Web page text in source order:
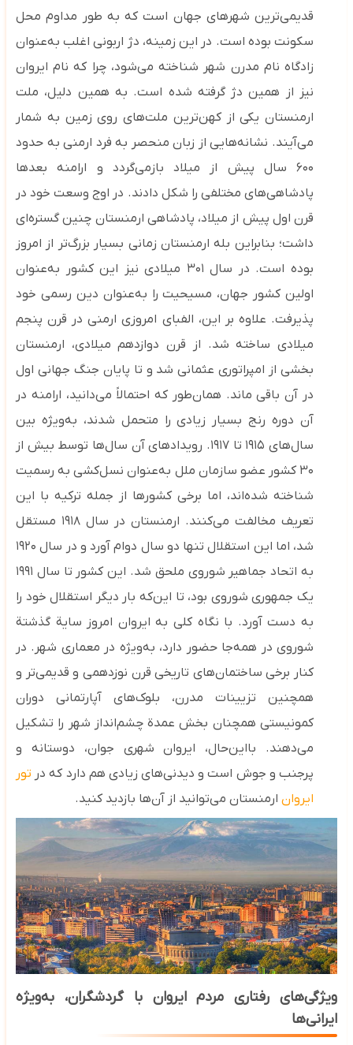
قدیمی‌ترین شهرهای جهان است که به طور مداوم محل
سکونت بوده است. در این زمینه، دژ اربونی اغلب به‌عنوان
زادگاه نام مدرن شهر شناخته می‌شود، چرا که نام ایروان
نیز از همین دژ گرفته شده است. به همین دلیل، ملت
ارمنستان یکی از کهن‌ترین ملت‌های روی زمین به شمار
می‌آیند. نشانه‌هایی از زبان منحصر به ‌فرد ارمنی به حدود
۶۰۰ سال پیش از میلاد بازمی‌گردد و ارامنه بعدها
پادشاهی‌های مختلفی را شکل دادند. در اوج وسعت خود در
قرن اول پیش از میلاد، پادشاهی ارمنستان چنین گستره‌ای
داشت؛ بنابراین بله ارمنستان زمانی بسیار بزرگ‌تر از امروز
بوده است. در سال ۳۰۱ میلادی نیز این کشور به‌عنوان
اولین کشور جهان، مسیحیت را به‌عنوان دین رسمی خود
پذیرفت. علاوه بر این، الفبای امروزی ارمنی در قرن پنجم
میلادی ساخته شد. از قرن دوازدهم میلادی، ارمنستان
بخشی از امپراتوری عثمانی شد و تا پایان جنگ جهانی اول
در آن باقی ماند. همان‌طور که احتمالاً می‌دانید، ارامنه در
آن دوره رنج بسیار زیادی را متحمل شدند، به‌ویژه بین
سال‌های ۱۹۱۵ تا ۱۹۱۷. رویدادهای آن سال‌ها توسط بیش از
۳۰ کشور عضو سازمان ملل به‌عنوان نسل‌کشی به رسمیت
شناخته شده‌اند، اما برخی کشورها از جمله ترکیه با این
تعریف مخالفت می‌کنند. ارمنستان در سال ۱۹۱۸ مستقل
شد، اما این استقلال تنها دو سال دوام آورد و در سال ۱۹۲۰
به اتحاد جماهیر شوروی ملحق شد. این کشور تا سال ۱۹۹۱
یک جمهوری شوروی بود، تا این‌که بار دیگر استقلال خود را
به دست آورد. با نگاه کلی به ایروان امروز سایة گذشتة
شوروی در همه‌جا حضور دارد، به‌ویژه در معماری شهر. در
کنار برخی ساختمان‌های تاریخی قرن نوزدهمی و قدیمی‌تر و
همچنین تزیینات مدرن، بلوک‌های آپارتمانی دوران
کمونیستی همچنان بخش عمدة چشم‌انداز شهر را تشکیل
می‌دهند. بااین‌حال، ایروان شهری جوان، دوستانه و
پرجنب‌ و جوش است و دیدنی‌های زیادی هم دارد که درتور
ایروانارمنستان می‌توانید از آن‌ها بازدید کنید.
ویژگی‌های رفتاری مردم ایروان با گردشگران، به‌ویژه
ایرانی‌ها